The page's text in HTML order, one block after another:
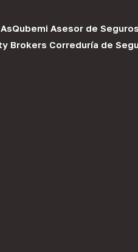
Qubemi Asesor de Seguros
Brokers Correduría de